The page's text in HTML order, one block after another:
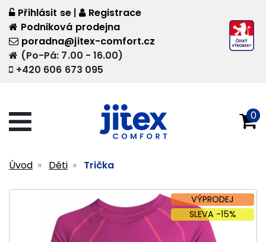
+420 606 673 095
(Po-Pá: 7.00 - 16.00)
poradna@jitex-comfort.cz
Přihlásit se |
Registrace
Podniková prodejna
0
Úvod Děti Trička
VÝPRODEJ
SLEVA -15%